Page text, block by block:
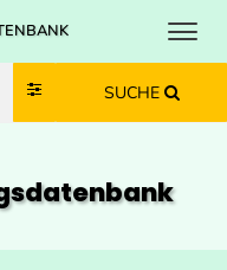
Zum Inhalt springen
Zum Navmenü springen
Zur Suche springen
Zur Footer springen
SUCHE